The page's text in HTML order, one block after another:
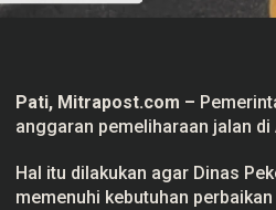
B
D
M
n
i
Pati, Mitrapost.com –
anggaran pemeliharaan jalan di
Hal itu dilakukan agar Dinas
memenuhi kebutuhan
Hitungan Harta
Di Politik | 1 September